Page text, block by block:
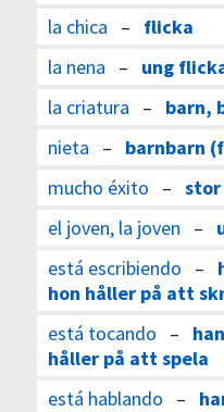
la chica – flicka
la nena – ung
la criatura – barn,
nieta – barnbarn
mucho éxito – stor
el joven, la joven –
está escribiendo –
hon håller på att
está tocando –
håller på att spela
está hablando –